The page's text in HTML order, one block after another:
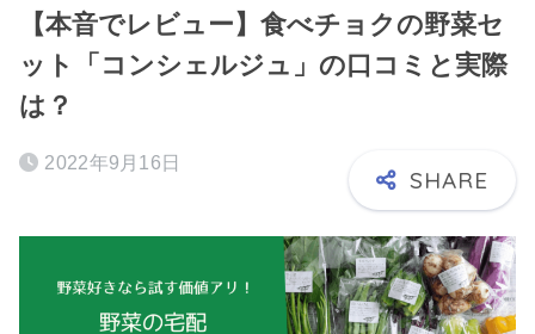
【本音でレビュー】食べチョクの野菜セ
ット「コンシェルジュ」の口コミと実際
は？
2022年9月16日